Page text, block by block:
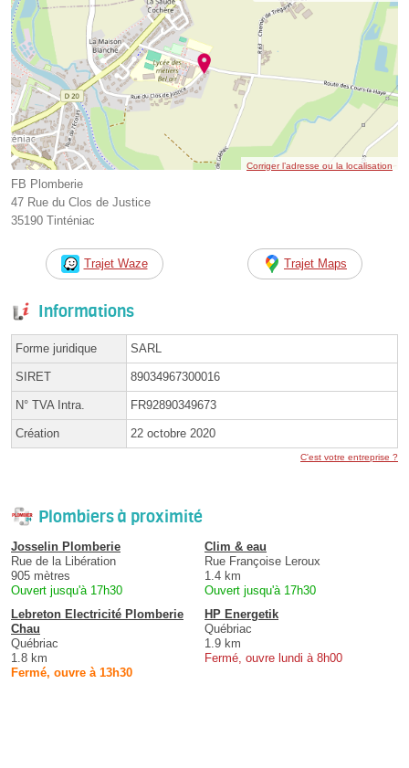
Corriger l’adresse ou la localisation
FB Plomberie
47 Rue du Clos de Justice
35190 Tinténiac
Trajet Waze Trajet Maps
Informations
Forme juridique SARL
SIRET 89034967300016
N° TVA Intra. FR92890349673
Création 22 octobre 2020
C'est votre entreprise ?
Plombiers à proximité
Josselin Plomberie
Rue de la Libération
905 mètres
Ouvert jusqu'à 17h30
Clim & eau
Rue Françoise Leroux
1.4 km
Ouvert jusqu'à 17h30
Lebreton Electricité Plomberie
Chau
Québriac
1.8 km
Fermé, ouvre à 13h30
HP Energetik
Québriac
1.9 km
Fermé, ouvre lundi à 8h00